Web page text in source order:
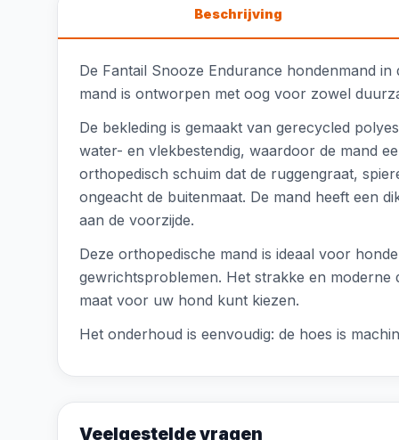
Beschrijving
De Fantail Snooze Endurance hondenmand
mand is ontworpen met oog voor zowel
De bekleding is gemaakt van gerecycled
water- en vlekbestendig, waardoor de mand
orthopedisch schuim dat de ruggengraat,
ongeacht de buitenmaat. De mand heeft een
aan de voorzijde.
Deze orthopedische mand is ideaal voor
gewrichtsproblemen. Het strakke en moderne
maat voor uw hond kunt kiezen.
Het onderhoud is eenvoudig: de hoes is
Veelgestelde vragen